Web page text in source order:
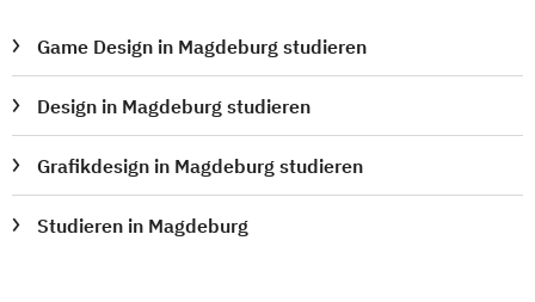
Game Design in Magdeburg studieren
Design in Magdeburg studieren
Grafikdesign in Magdeburg studieren
Studieren in Magdeburg